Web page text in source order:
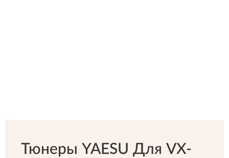
Тюнеры YAESU Для VX-